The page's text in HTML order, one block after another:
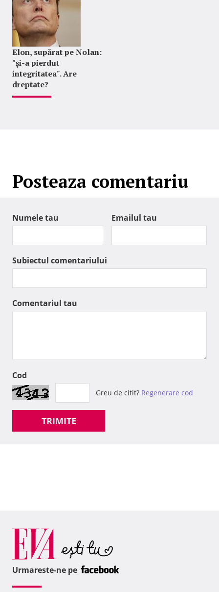
Elon, supărat pe Nolan:
"şi-a pierdut
integritatea". Are
dreptate?
Posteaza comentariu
Numele tau Emailul tau
Subiectul comentariului
Comentariul tau
Cod
Greu de citit? Regenerare cod
TRIMITE
Urmareste-ne pe